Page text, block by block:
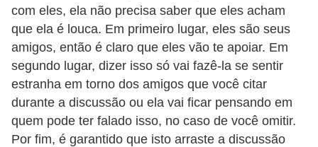
com eles, ela não precisa saber que eles acham
que ela é louca. Em primeiro lugar, eles são seus
amigos, então é claro que eles vão te apoiar. Em
segundo lugar, dizer isso só vai fazê-la se sentir
estranha em torno dos amigos que você citar
durante a discussão ou ela vai ficar pensando em
quem pode ter falado isso, no caso de você omitir.
Por fim, é garantido que isto arraste a discussão
a
s
c
u
l
i
n